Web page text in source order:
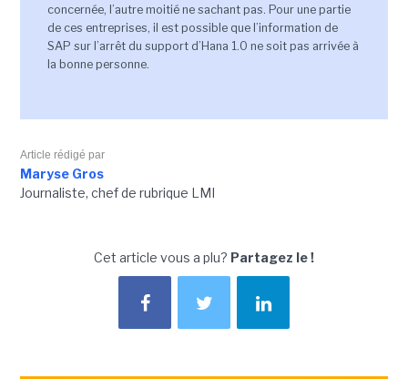
concernée, l’autre moitié ne sachant pas. Pour une partie
de ces entreprises, il est possible que l’information de
SAP sur l’arrêt du support d’Hana 1.0 ne soit pas arrivée à
la bonne personne.
Article rédigé par
Maryse Gros
Journaliste, chef de rubrique LMI
Cet article vous a plu? Partagez le !